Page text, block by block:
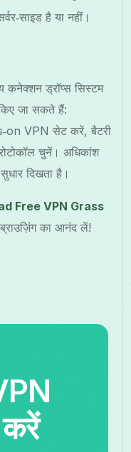
है या नहीं।
कनेक्शन ड्रॉप्स सिस्टम
जा सकते हैं:
VPN सेट करें, बैटरी
चुनें। अधिकांश
दिखता है।
Free VPN Grass
का आनंद लें!